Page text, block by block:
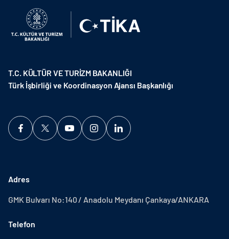
T.C. KÜLTÜR VE TURİZM BAKANLIĞI
Türk İşbirliği ve Koordinasyon Ajansı Başkanlığı
Adres
GMK Bulvarı No:140 / Anadolu Meydanı Çankaya/ANKARA
Telefon